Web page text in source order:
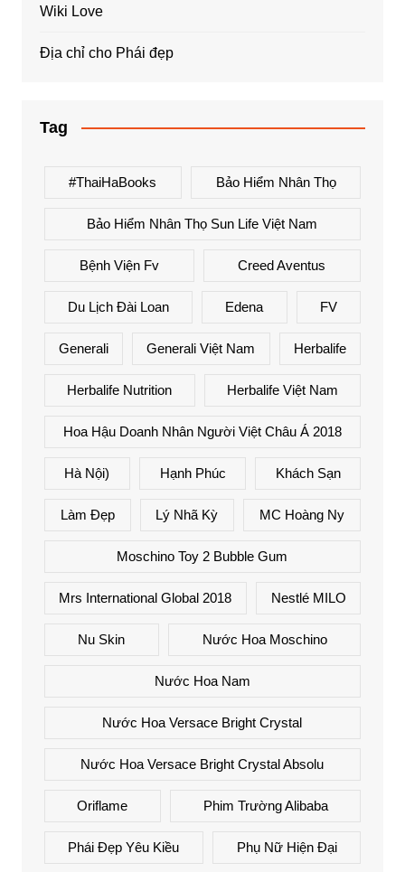
Wiki Love
Địa chỉ cho Phái đẹp
Tag
#ThaiHaBooks Bảo Hiểm Nhân Thọ
Bảo Hiểm Nhân Thọ Sun Life Việt Nam
Bệnh Viện Fv Creed Aventus
Du Lịch Đài Loan Edena FV
Generali Generali Việt Nam Herbalife
Herbalife Nutrition Herbalife Việt Nam
Hoa Hậu Doanh Nhân Người Việt Châu Á 2018
Hà Nội) Hạnh Phúc Khách Sạn
Làm Đẹp Lý Nhã Kỳ MC Hoàng Ny
Moschino Toy 2 Bubble Gum
Mrs International Global 2018 Nestlé MILO
Nu Skin Nước Hoa Moschino
Nước Hoa Nam
Nước Hoa Versace Bright Crystal
Nước Hoa Versace Bright Crystal Absolu
Oriflame Phim Trường Alibaba
Phái Đẹp Yêu Kiều Phụ Nữ Hiện Đại